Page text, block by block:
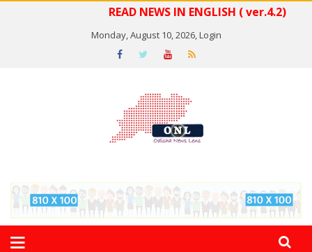
READ NEWS IN ENGLISH ( ver.4.2)
Monday, August 10, 2026,Login